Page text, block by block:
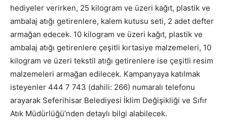
hediyeler verirken, 25 kilogram ve üzeri kağıt, plastik ve
ambalaj atığı getirenlere, kalem kutusu seti, 2 adet defter
armağan edecek. 10 kilogram ve üzeri kağıt, plastik ve
ambalaj atığı getirenlere çeşitli kırtasiye malzemeleri, 10
kilogram ve üzeri tekstil atığı getirenlere ise çeşitli resim
malzemeleri armağan edilecek. Kampanyaya katılmak
isteyenler 444 7 743 (dahili: 266) numaralı telefonu
arayarak Seferihisar Belediyesi İklim Değişikliği ve Sıfır
Atık Müdürlüğü’nden detaylı bilgi alabilecek.